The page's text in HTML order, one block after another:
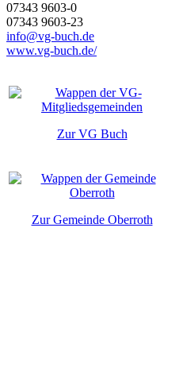
07343 9603-0
07343 9603-23
info@vg-buch.de
www.vg-buch.de/
Zur VG Buch
Zur Gemeinde Oberroth